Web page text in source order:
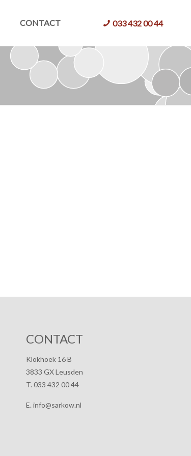
CONTACT 033 432 00 44
CONTACT
Klokhoek 16 B
3833 GX Leusden
T. 033 432 00 44
E. info@sarkow.nl